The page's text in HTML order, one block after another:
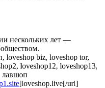
нескольких лет —
biz, loveshop tor,
loveshop12, loveshop13,
лавшоп
]loveshop.live[/url]